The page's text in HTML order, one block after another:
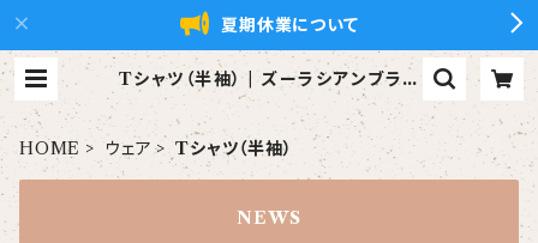
夏期休業について
Tシャツ（半袖） | ズーラシアンブラス
【xZBt】公式ショップ
HOME ウェア Tシャツ（半袖）
NEWS